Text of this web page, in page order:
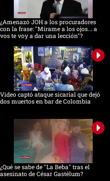
¿Amenazó JOH a los procuradores
con la frase: "Mírame a los ojos... a
vos te voy a dar una lección"?
Video captó ataque sicarial que dejó
dos muertos en bar de Colombia
¿Qué se sabe de "La Beba" tras el
asesinato de César Gastélum?